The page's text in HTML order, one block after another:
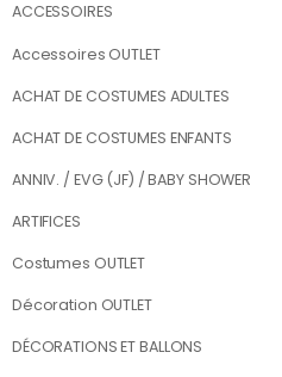
ACCESSOIRES
Accessoires OUTLET
ACHAT DE COSTUMES ADULTES
ACHAT DE COSTUMES ENFANTS
ANNIV. / EVG (JF) / BABY SHOWER
ARTIFICES
Costumes OUTLET
Décoration OUTLET
DÉCORATIONS ET BALLONS